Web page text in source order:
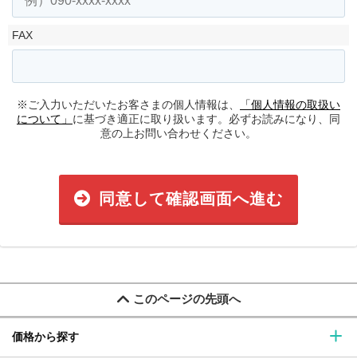
FAX
※ご入力いただいたお客さまの個人情報は、
「個人情報の取扱い
について」 に基づき適正に取り扱います。必ずお読みになり、同
意の上お問い合わせください。
同意して確認画面へ進む
このページの先頭へ
価格から探す